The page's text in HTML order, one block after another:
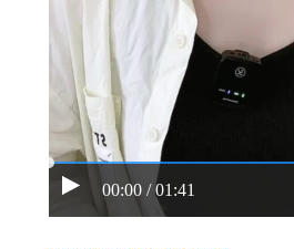
00:00 / 01:41